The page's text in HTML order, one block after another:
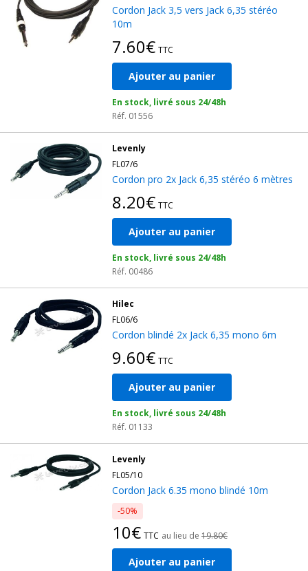
Cordon Jack 3,5 vers Jack 6,35 stéréo
10m
7.60€ TTC
Ajouter au panier
En stock, livré sous 24/48h
Réf. 01556
Levenly
FL07/6
Cordon pro 2x Jack 6,35 stéréo 6 mètres
8.20€ TTC
Ajouter au panier
En stock, livré sous 24/48h
Réf. 00486
Hilec
FL06/6
Cordon blindé 2x Jack 6,35 mono 6m
9.60€ TTC
Ajouter au panier
En stock, livré sous 24/48h
Réf. 01133
Levenly
FL05/10
Cordon Jack 6.35 mono blindé 10m
-50%
10€ TTC au lieu de 19.80€
Ajouter au panier